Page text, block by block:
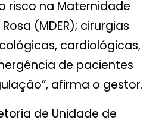
risco na Maternidade
(MDER); cirurgias
cardiológicas,
de pacientes
afirma o gestor.
de Unidade de